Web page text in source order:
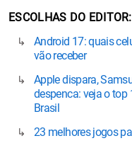
ESCOLHAS DO EDITOR
Android 17: quais
vão receber
Apple dispara,
despenca: veja o
Brasil
23 melhores jogos